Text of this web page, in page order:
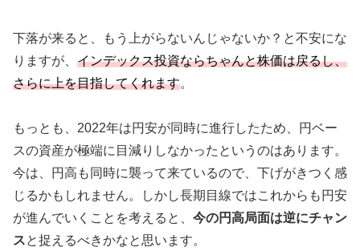
下落が来ると、もう上がらないんじゃないか？と不安にな
りますが、 インデックス投資ならちゃんと株価は戻るし、
さらに上を目指してくれます。
もっとも、2022年は円安が同時に進行したため、円ベー
スの資産が極端に目減りしなかったというのはあります。
今は、円高も同時に襲って来ているので、下げがきつく感
じるかもしれません。しかし長期目線ではこれからも円安
が進んでいくことを考えると、 今の円高局面は逆にチャン
スと捉えるべきかなと思います。